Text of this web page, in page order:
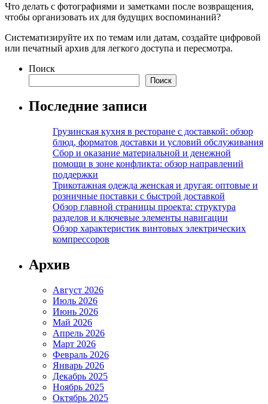
Что делать с фотографиями и заметками после возвращения,
чтобы организовать их для будущих воспоминаний?
Систематизируйте их по темам или датам, создайте цифровой
или печатный архив для легкого доступа и пересмотра.
Поиск
Поиск
Последние записи
Грузинская кухня в ресторане с доставкой: обзор
блюд, форматов доставки и условий обслуживания
Сбор и оказание материальной и денежной
помощи в зоне конфликта: обзор направлений
поддержки
Трикотажная одежда женская и другая: оптовые и
розничные поставки с быстрой доставкой
Обзор главной страницы проекта: структура
разделов и ключевые элементы навигации
Обзор характеристик винтовых электрических
компрессоров
Архив
Август 2026
Июль 2026
Июнь 2026
Май 2026
Апрель 2026
Март 2026
Февраль 2026
Январь 2026
Декабрь 2025
Ноябрь 2025
Октябрь 2025